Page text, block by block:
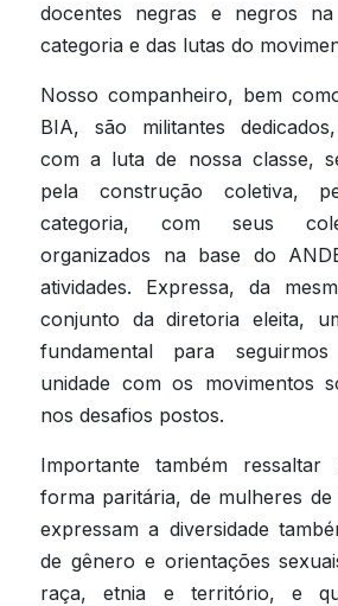
docentes negras e negros
categoria e das lutas do
Nosso companheiro, bem
BIA, são militantes
com a luta de nossa classe,
pela construção coletiva,
categoria, com seus
organizados na base do
atividades. Expressa, da
conjunto da diretoria eleita,
fundamental para
unidade com os movimentos
nos desafios postos.
Importante também
forma paritária, de mulheres
expressam a diversidade
de gênero e orientações
raça, etnia e território, e